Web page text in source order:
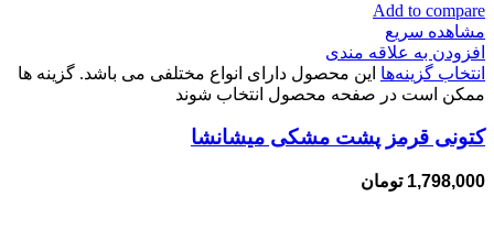
Add to compare
مشاهده سریع
افزودن به علاقه مندی
انتخاب گزینه‌ها این محصول دارای انواع مختلفی می باشد. گزینه ها
ممکن است در صفحه محصول انتخاب شوند
کتونی قرمز پشت مشکی میشانشا
1,798,000 تومان